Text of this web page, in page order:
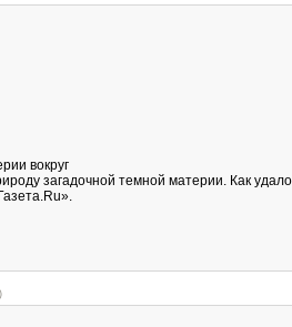
вокруг
загадочной темной материи. Как